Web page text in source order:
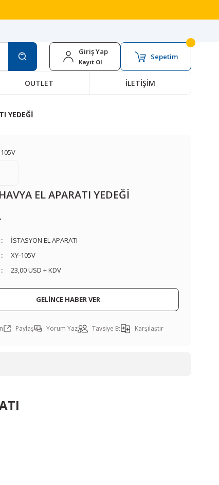
Giriş Yap
Kayıt Ol
Sepetim
OUTLET İLETİŞİM
YEDEĞİ
EL APARATI YEDEĞİ
İSTASYON EL APARATI
XY-105V
23,00 USD + KDV
GELİNCE HABER VER
Paylaş Yorum Yaz Tavsiye Et Karşılaştır